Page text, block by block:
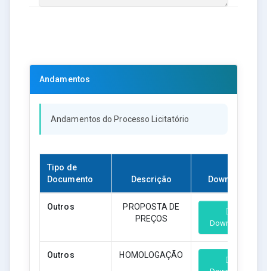
Andamentos
Andamentos do Processo Licitatório
Tipo de
Documento
Descrição Download
Outros
PROPOSTA DE
PREÇOS
Download
Outros HOMOLOGAÇÃO